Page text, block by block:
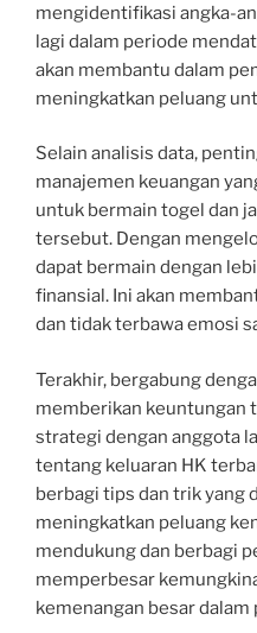
mengidentifikasi angka-
lagi dalam periode
akan membantu dalam
meningkatkan peluang
Selain analisis data,
manajemen keuangan
untuk bermain togel dan
tersebut. Dengan
dapat bermain dengan
finansial. Ini akan
dan tidak terbawa emosi
Terakhir, bergabung
memberikan keuntungan
strategi dengan anggota
tentang keluaran HK
berbagi tips dan trik yang
meningkatkan peluang
mendukung dan berbagi
memperbesar
kemenangan besar